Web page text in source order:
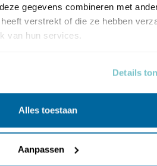
gegevens combineren met
verstrekt of die ze hebben
van hun services.
Details
Alles toestaan
Aanpassen